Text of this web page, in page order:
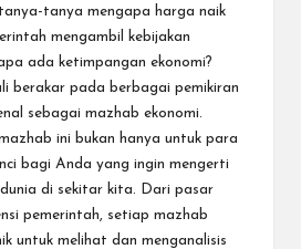
tanya mengapa harga naik
mengambil kebijakan
ada ketimpangan ekonomi?
berakar pada berbagai pemikiran
sebagai mazhab ekonomi.
ini bukan hanya untuk para
bagi Anda yang ingin mengerti
di sekitar kita. Dari pasar
pemerintah, setiap mazhab
untuk melihat dan menganalisis